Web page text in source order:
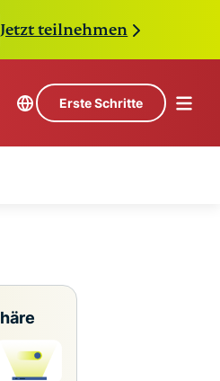
Jetzt teilnehmen
Erste Schritte